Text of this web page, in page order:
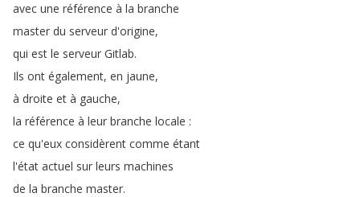
avec une référence à la branche
master du serveur d'origine,
qui est le serveur Gitlab.
Ils ont également, en jaune,
à droite et à gauche,
la référence à leur branche locale :
ce qu'eux considèrent comme étant
l'état actuel sur leurs machines
de la branche master.